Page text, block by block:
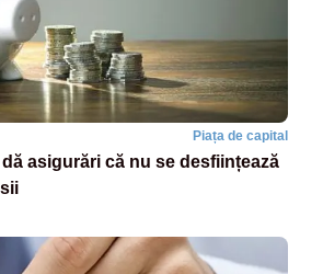
Piața de capital
asigurări că nu se desființează